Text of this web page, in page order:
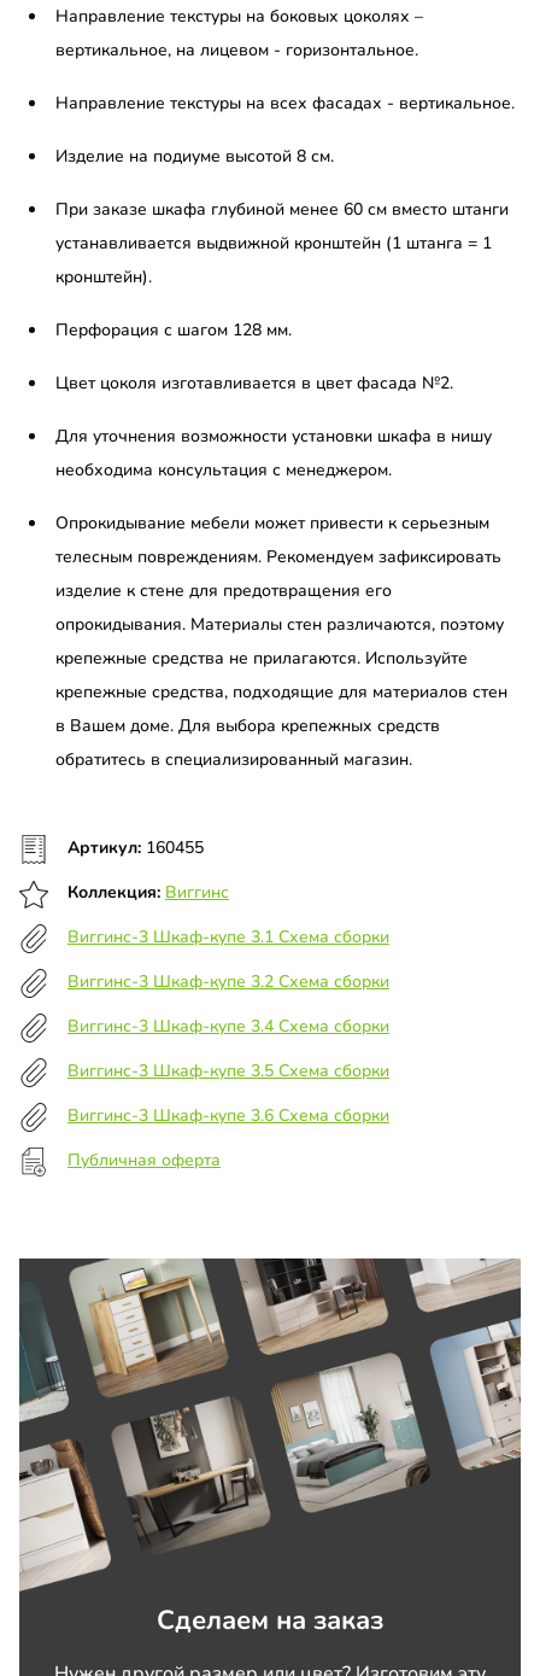
Направление текстуры на боковых цоколях –
вертикальное, на лицевом - горизонтальное.
Направление текстуры на всех фасадах - вертикальное.
Изделие на подиуме высотой 8 см.
При заказе шкафа глубиной менее 60 см вместо штанги
устанавливается выдвижной кронштейн (1 штанга = 1
кронштейн).
Перфорация с шагом 128 мм.
Цвет цоколя изготавливается в цвет фасада №2.
Для уточнения возможности установки шкафа в нишу
необходима консультация с менеджером.
Опрокидывание мебели может привести к серьезным
телесным повреждениям. Рекомендуем зафиксировать
изделие к стене для предотвращения его
опрокидывания. Материалы стен различаются, поэтому
крепежные средства не прилагаются. Используйте
крепежные средства, подходящие для материалов стен
в Вашем доме. Для выбора крепежных средств
обратитесь в специализированный магазин.
Артикул: 160455
Коллекция: Виггинс
Виггинс-3 Шкаф-купе 3.1 Схема сборки
Виггинс-3 Шкаф-купе 3.2 Схема сборки
Виггинс-3 Шкаф-купе 3.4 Схема сборки
Виггинс-3 Шкаф-купе 3.5 Схема сборки
Виггинс-3 Шкаф-купе 3.6 Схема сборки
Публичная оферта
Сделаем на заказ